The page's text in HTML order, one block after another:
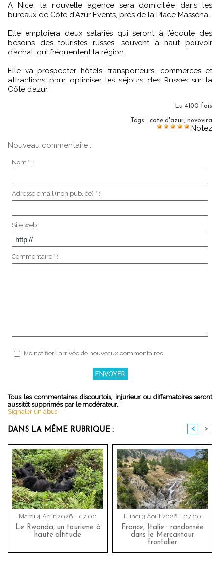
A Nice, la nouvelle agence sera domiciliée dans les
bureaux de Côte d'Azur Events, près de la Place Masséna.
Elle emploiera deux salariés qui seront à l’écoute des
besoins des touristes russes, souvent à haut pouvoir
d’achat, qui fréquentent la région.
Elle va prospecter hôtels, transporteurs, commerces et
attractions pour optimiser les séjours des Russes sur la
Côte d’azur.
Lu 4100 fois
Tags : cote d'azur, novovira
Notez
Nouveau commentaire :
Nom * :
Adresse email (non publiée) * :
Site web :
Commentaire * :
Me notifier l'arrivée de nouveaux commentaires
Tous les commentaires discourtois, injurieux ou diffamatoires seront
aussitôt supprimés par le modérateur.
Signaler un abus
DANS LA MÊME RUBRIQUE : < >
Mardi 4 Août 2026 - 07:00
Le Rwanda, un tourisme à
haute altitude
Lundi 3 Août 2026 - 07:00
France, Italie : randonnée
dans le Mercantour
frontalier